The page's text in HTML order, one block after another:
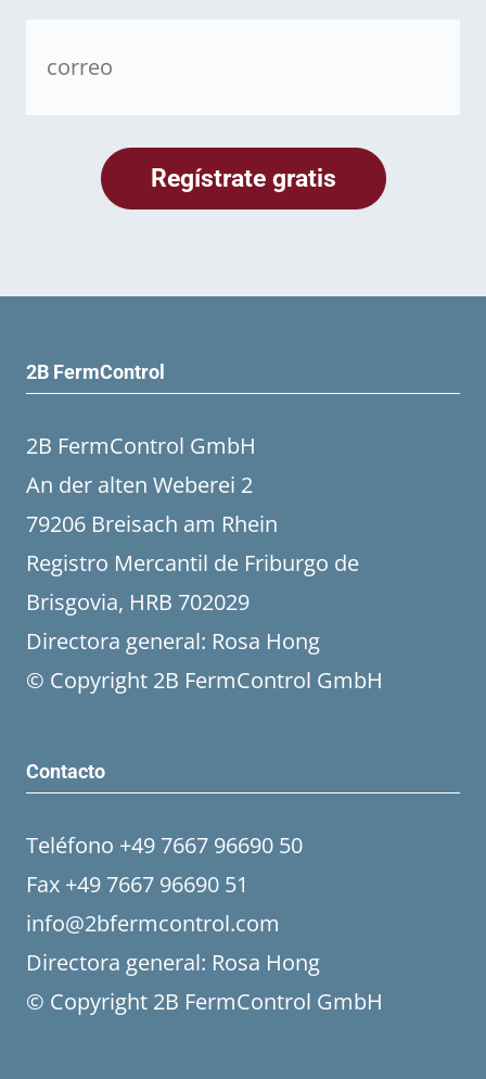
2B FermControl
2B FermControl GmbH
An der alten Weberei 2
79206 Breisach am Rhein
Registro Mercantil de Friburgo de
Brisgovia, HRB 702029
Directora general: Rosa Hong
© Copyright 2B FermControl GmbH
Contacto
Teléfono +49 7667 96690 50
Fax +49 7667 96690 51
info@2bfermcontrol.com
Directora general: Rosa Hong
© Copyright 2B FermControl GmbH